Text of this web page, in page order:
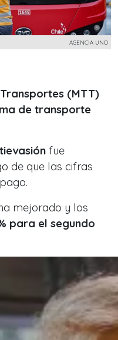
AGENCIA UNO
(MTT)
de transporte
fue
de que las cifras
mejorado y los
para el segundo